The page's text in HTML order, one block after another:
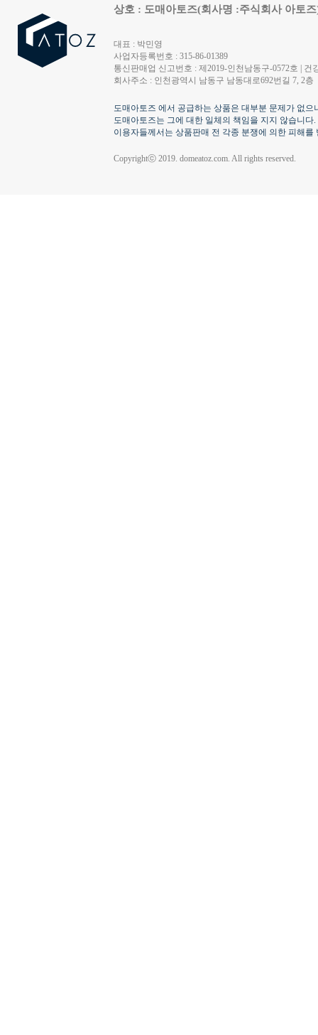
상호 : 도매아토즈(회사명 :주식회사 아토
대표 : 박민영
사업자등록번호 : 315-86-01389
통신판매업 신고번호 : 제2019-인천남동구-0572호 | 건
회사주소 : 인천광역시 남동구 남동대로692번길 7, 2층
도매아토즈 에서 공급하는 상품은 대부분 문제가 없
도매아토즈는 그에 대한 일체의 책임을 지지 않습니다.
이용자들께서는 상품판매 전 각종 분쟁에 의한 피해
Copyrightⓒ 2019. domeatoz.com. All rights reserved.